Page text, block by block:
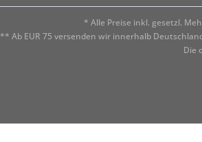
* Alle Preise inkl. gesetzl.
** Ab EUR 75 versenden wir innerhalb
Die